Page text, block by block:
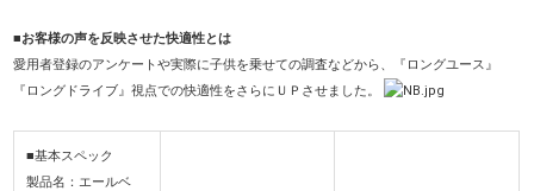
■お客様の声を反映させた快適性とは
愛用者登録のアンケートや実際に子供を乗せての調査などから、『ロングユース』
『ロングドライブ』視点での快適性をさらにＵＰさせました。
■基本スペック
製品名：エールベ